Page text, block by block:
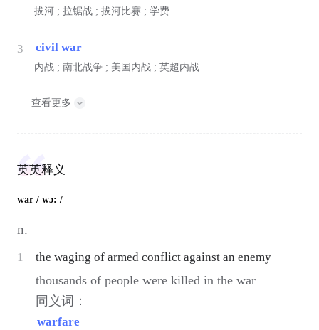
拔河 ; 拉锯战 ; 拔河比赛 ; 学费
3 civil war
内战 ; 南北战争 ; 美国内战 ; 英超内战
查看更多
英英释义
war / wɔ: /
n.
1 the waging of armed conflict against an enemy
thousands of people were killed in the war
同义词：
warfare